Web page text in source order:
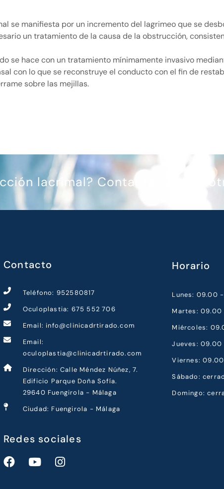
se manifiesta por un incremento del lagrimeo que se
un tratamiento de la causa de la obstrucción,
se hace con un tratamiento mínimamente invasivo
con lo que se reconstruye el conducto con el fin de
sobre las mejillas.
lacrimal? Contacta con
Contacto
Teléfono: 952580817
Oculoplastia: 675 552 706
Email: info@clinicadrtirado.com
Email:
oculoplastia@clinicadrtirado.com
Dirección: Calle Méndez Núñez, 7.
Edificio Parque Doña Sofía.
29640 Fuengirola - Málaga
Ciudad: Fuengirola - Málaga
Redes sociales
Horario
Lunes: 09.00
Martes: 09.00
Miércoles:
Jueves: 09.00
Viernes:
Sábado:
Domingo: